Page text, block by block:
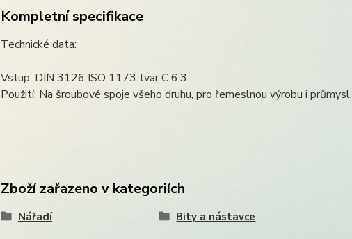
Kompletní specifikace
Technické data:
Vstup: DIN 3126 ISO 1173 tvar C 6,3.
Použití: Na šroubové spoje všeho druhu, pro řemeslnou výrobu i průmysl.
Zboží zařazeno v kategoriích
Nářadí Bity a nástavce